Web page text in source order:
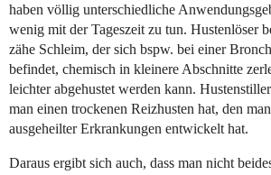
haben völlig unterschiedliche
wenig mit der Tageszeit zu tun. Hustenlöser
zähe Schleim, der sich bspw. bei einer
befindet, chemisch in kleinere Abschnitte
leichter abgehustet werden kann.
man einen trockenen Reizhusten hat, den
ausgeheilter Erkrankungen entwickelt hat.
Daraus ergibt sich auch, dass man nicht